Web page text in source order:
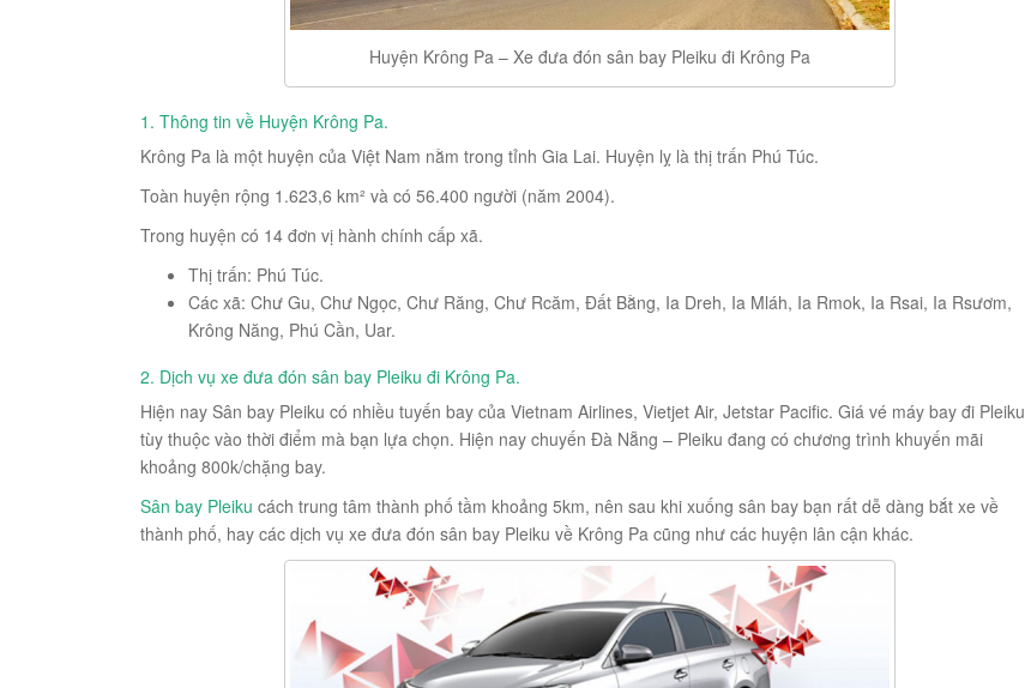
Huyện Krông Pa – Xe đưa đón sân bay Pleiku đi Krông Pa
1. Thông tin về Huyện Krông Pa.
Krông Pa là một huyện của Việt Nam nằm trong tỉnh Gia Lai. Huyện lỵ là thị trấn Phú Túc.
Toàn huyện rộng 1.623,6 km² và có 56.400 người (năm 2004).
Trong huyện có 14 đơn vị hành chính cấp xã.
Thị trấn: Phú Túc.
Các xã: Chư Gu, Chư Ngọc, Chư Răng, Chư Rcăm, Đất Bằng, Ia Dreh, Ia Mláh, Ia Rmok, Ia Rsai, Ia Rsươm,
Krông Năng, Phú Cần, Uar.
2. Dịch vụ xe đưa đón sân bay Pleiku đi Krông Pa.
Hiện nay Sân bay Pleiku có nhiều tuyến bay của Vietnam Airlines, Vietjet Air, Jetstar Pacific. Giá vé máy bay đi Pleiku
tùy thuộc vào thời điểm mà bạn lựa chọn. Hiện nay chuyến Đà Nẵng – Pleiku đang có chương trình khuyến mãi
khoảng 800k/chặng bay.
Sân bay Pleiku cách trung tâm thành phố tầm khoảng 5km, nên sau khi xuống sân bay bạn rất dễ dàng bắt xe về
thành phố, hay các dịch vụ xe đưa đón sân bay Pleiku về Krông Pa cũng như các huyện lân cận khác.